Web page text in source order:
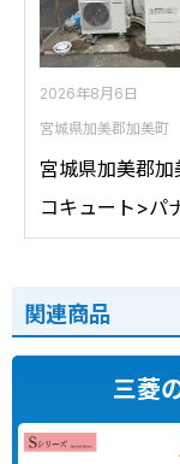
37D1A10から
ックHE-
換
2026年8月6日
宮城県加美郡加美町
宮城県加美郡加
コキュート>パ
ク交換工事施工
からパナソニッ
LS46LQSへの
関連商品
三菱